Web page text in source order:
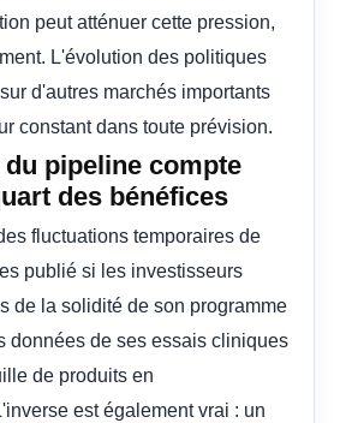
peut atténuer cette pression,
L'évolution des politiques
d'autres marchés importants
constant dans toute prévision.
pipeline compte
des bénéfices
fluctuations temporaires de
publié si les investisseurs
de la solidité de son programme
données de ses essais cliniques
de produits en
est également vrai : un